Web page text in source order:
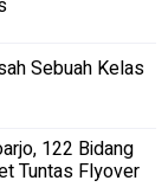
Sebuah Kelas
122 Bidang
Tuntas Flyover